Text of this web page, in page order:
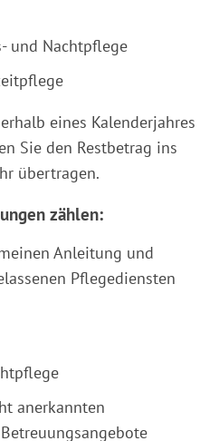
und Nachtpflege
eines Kalenderjahres
Sie den Restbetrag ins
übertragen.
zählen:
Anleitung und
Pflegediensten
anerkannten